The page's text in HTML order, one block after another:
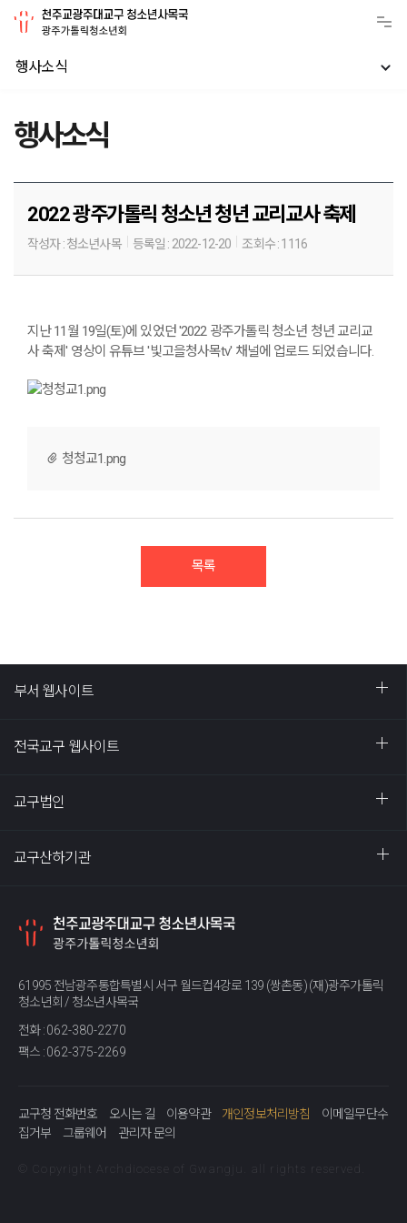
행사소식
행사소식
2022 광주가톨릭 청소년 청년 교리교사 축제
작성자 :청소년사목 등록일 : 2022-12-20 조회수 :1116
지난 11월 19일(토)에 있었던 '2022 광주가톨릭 청소년 청년 교리교
사 축제' 영상이 유튜브 '빛고을청사목tv' 채널에 업로드 되었습니다.
청청교1.png
목록
부서 웹사이트
전국교구 웹사이트
교구법인
교구산하기관
61995 전남광주통합특별시 서구 월드컵4강로 139 (쌍촌동) (재)광주가톨릭
청소년회 / 청소년사목국
전화 :062-380-2270
팩스 :062-375-2269
교구청 전화번호 오시는 길 이용약관 개인정보처리방침
이메일무단수
집거부
그룹웨어 관리자 문의
© Copyright Archdiocese of Gwangju. all rights reserved.